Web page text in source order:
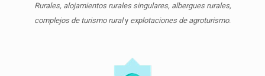
Rurales, alojamientos rurales singulares, albergues rurales,
complejos de turismo ruraly explotaciones de agroturismo.